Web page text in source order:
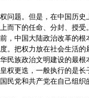
题。但是，在中国历史
而下的任命、分封、授
，中国大陆政治改革的
。把权力放在社会生活的
族政治文明建设的最根
权更迭，一般执行的是
民党和共产党在自己组